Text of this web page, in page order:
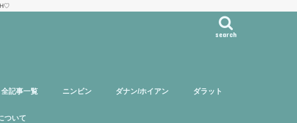
search
全記事一覧 ニンビン ダナン/ホイアン ダラット
ついて